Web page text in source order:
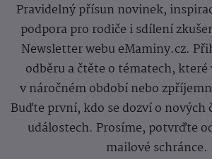
Pravidelný přísun novinek,
podpora pro rodiče i sdílení
Newsletter webu eMaminy.cz.
odběru a čtěte o tématech,
v náročném období nebo
Buďte první, kdo se dozví o nových
událostech. Prosíme, potvrďte
mailové schránce.